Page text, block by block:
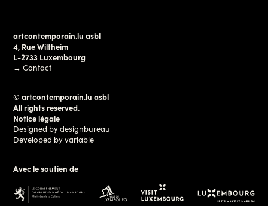
artcontemporain.lu asbl
4, Rue Wiltheim
L-2733 Luxembourg
→Contact
© artcontemporain.lu asbl
All rights reserved.
Notice légale
Designed bydesignbureau
Developed byvariable
Avec le soutien de